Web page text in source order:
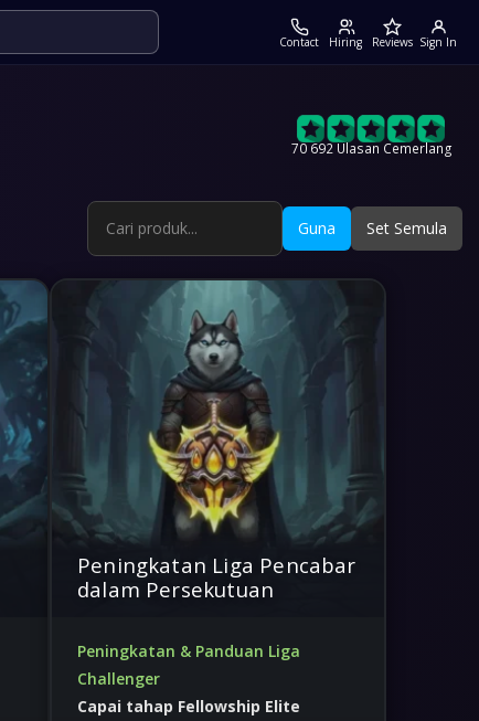
Contact Hiring Reviews Sign In
70 692 Ulasan Cemerlang
Guna Set Semula
Peningkatan Liga Pencabar
dalam Persekutuan
Peningkatan & Panduan Liga
Challenger
Capai tahap Fellowship Elite